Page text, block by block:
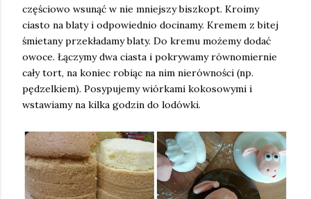
częściowo wsunąć w nie mniejszy biszkopt. Kroimy
ciasto na blaty i odpowiednio docinamy. Kremem z bitej
śmietany przekładamy blaty. Do kremu możemy dodać
owoce. Łączymy dwa ciasta i pokrywamy równomiernie
cały tort, na koniec robiąc na nim nierówności (np.
pędzelkiem). Posypujemy wiórkami kokosowymi i
wstawiamy na kilka godzin do lodówki.